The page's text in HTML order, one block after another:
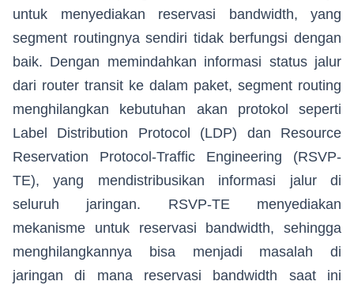
untuk menyediakan reservasi bandwidth, yang
segment routingnya sendiri tidak berfungsi dengan
baik. Dengan memindahkan informasi status jalur
dari router transit ke dalam paket, segment routing
menghilangkan kebutuhan akan protokol seperti
Label Distribution Protocol (LDP) dan Resource
Reservation Protocol-Traffic Engineering (RSVP-
TE), yang mendistribusikan informasi jalur di
seluruh jaringan. RSVP-TE menyediakan
mekanisme untuk reservasi bandwidth, sehingga
menghilangkannya bisa menjadi masalah di
jaringan di mana reservasi bandwidth saat ini